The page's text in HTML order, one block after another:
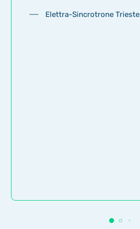
Elettra-Sincrotrone Trieste